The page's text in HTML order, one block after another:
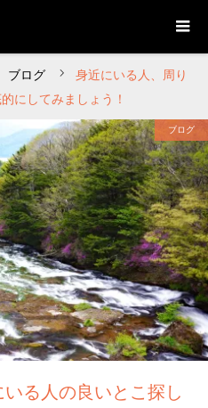
ブログ
身近にいる人、周り
にしてみましょう！
ブログ
る人の良いとこ探し